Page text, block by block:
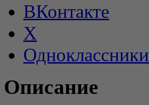
ВКонтакте
X
Одноклассники
Описание